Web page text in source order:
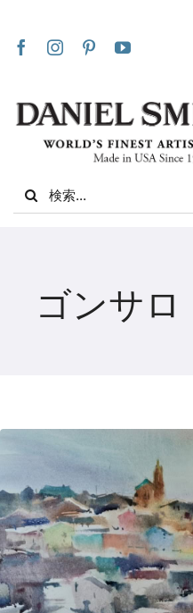
イベント
ブログ
Search
for:
ゴンサロ